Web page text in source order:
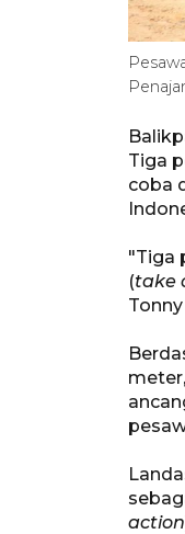
Tiga
coba
"Tiga
(take
action